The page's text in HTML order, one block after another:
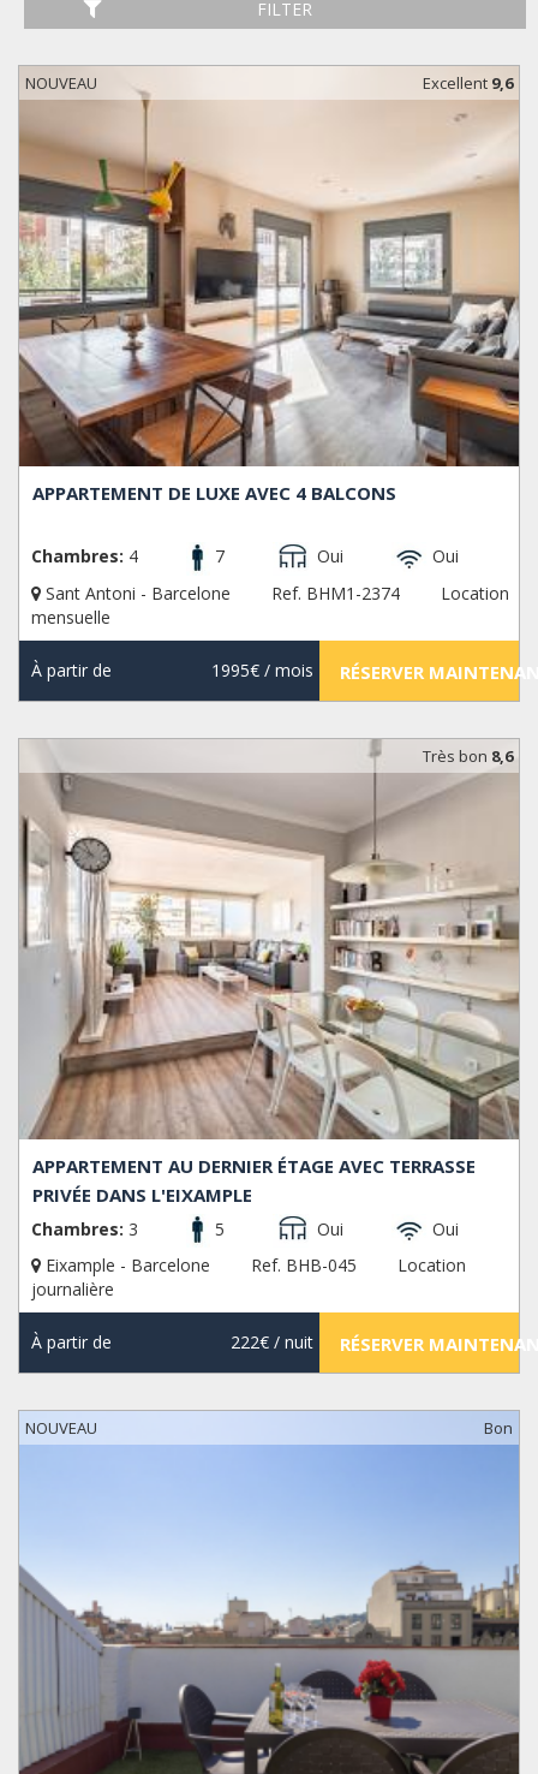
FILTER
NOUVEAU Excellent 9,6
APPARTEMENT DE LUXE AVEC 4 BALCONS
Chambres: 4 7 Oui
Oui
Sant Antoni - Barcelone
Ref. BHM1-2374
Location
mensuelle
À partir de 1995€/ mois RÉSERVER
Très bon 8,6
APPARTEMENT AU DERNIER ÉTAGE AVEC TERRASSE
PRIVÉE DANS L'EIXAMPLE
Chambres: 3 5 Oui
Oui
Eixample - Barcelone
Ref. BHB-045
Location
journalière
À partir de 222€/ nuit RÉSERVER
NOUVEAU Bon